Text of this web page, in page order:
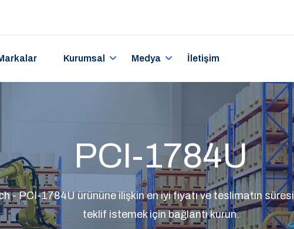
Kurumsal Medya İletişim
PCI-1784U
- PCI-1784U ürününe ilişkin en iyi fiyatı ve teslimatın
teklif istemek için bağlantı kurun.